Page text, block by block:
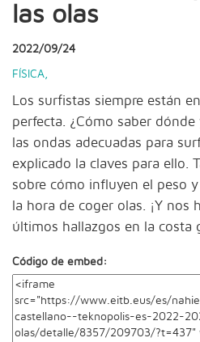
las olas
2022/09/24
FÍSICA
Los surfistas siempre están
perfecta. ¿Cómo saber
las ondas adecuadas para
explicado la claves para ello.
sobre cómo influyen el peso
la hora de coger olas. ¡Y nos
últimos hallazgos en la costa
Código de embed: